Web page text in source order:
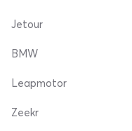
Jetour
BMW
Leapmotor
Zeekr